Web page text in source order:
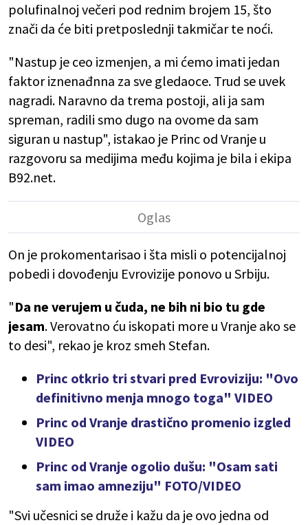
polufinalnoj večeri pod rednim brojem 15, što
znači da će biti pretposlednji takmičar te noći.
"Nastup je ceo izmenjen, a mi ćemo imati jedan
faktor iznenađnna za sve gledaoce. Trud se uvek
nagradi. Naravno da trema postoji, ali ja sam
spreman, radili smo dugo na ovome da sam
siguran u nastup", istakao je Princ od Vranje u
razgovoru sa medijima među kojima je bila i ekipa
B92.net.
On je prokomentarisao i šta misli o potencijalnoj
pobedi i dovođenju Evrovizije ponovo u Srbiju.
"Da ne verujem u čuda, ne bih ni bio tu gde
jesam. Verovatno ću iskopati more u Vranje ako se
to desi", rekao je kroz smeh Stefan.
Princ otkrio tri stvari pred Evroviziju: "Ovo
definitivno menja mnogo toga" VIDEO
Princ od Vranje drastično promenio izgled
VIDEO
Princ od Vranje ogolio dušu: "Osam sati
sam imao amneziju" FOTO/VIDEO
"Svi učesnici se druže i kažu da je ovo jedna od